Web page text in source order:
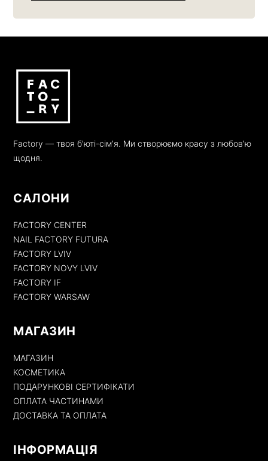
Factory — твоя бʼюті-сімʼя. Ми створюємо красу з любовʼю
щодня.
САЛОНИ
FACTORY CENTER
NAIL FACTORY FUTURA
FACTORY LVIV
FACTORY NOVY LVIV
FACTORY IF
FACTORY WARSAW
МАГАЗИН
МАГАЗИН
КОСМЕТИКА
ПОДАРУНКОВІ СЕРТИФІКАТИ
ОПЛАТА ЧАСТИНАМИ
ДОСТАВКА ТА ОПЛАТА
ІНФОРМАЦІЯ